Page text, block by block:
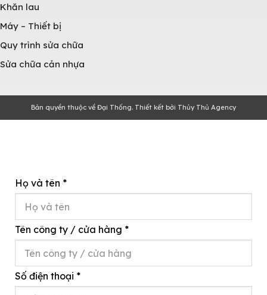
Khăn lau
Máy – Thiết bị
Quy trình sửa chữa
Sửa chữa cản nhựa
Bản quyền thuộc về Đại Thống. Thiết kết bởi Thủy Thủ Agency
Họ và tên *
Tên công ty / cửa hàng *
Số điện thoại *